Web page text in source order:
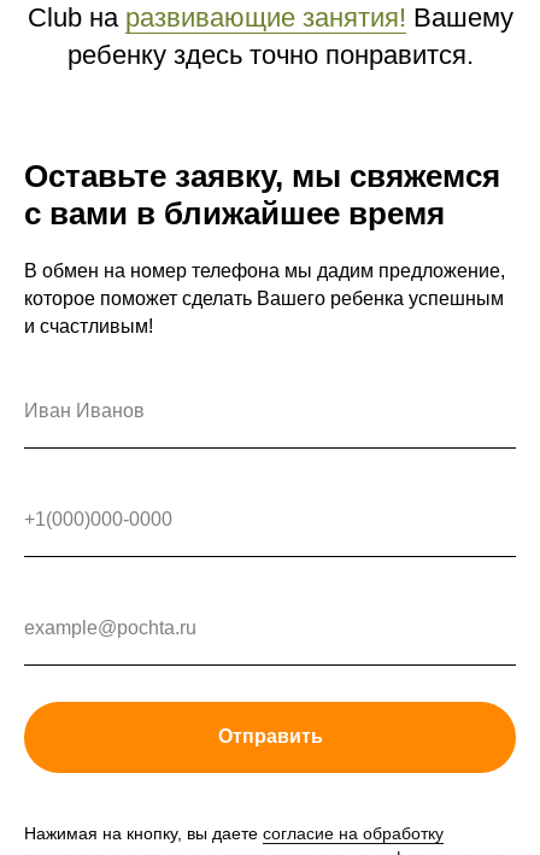
Club на развивающие занятия! Вашему
ребенку здесь точно понравится.
Оставьте заявку, мы свяжемся
с вами в ближайшее время
В обмен на номер телефона мы дадим предложение,
которое поможет сделать Вашего ребенка успешным
и счастливым!
Отправить
Нажимая на кнопку, вы даете согласие на обработку